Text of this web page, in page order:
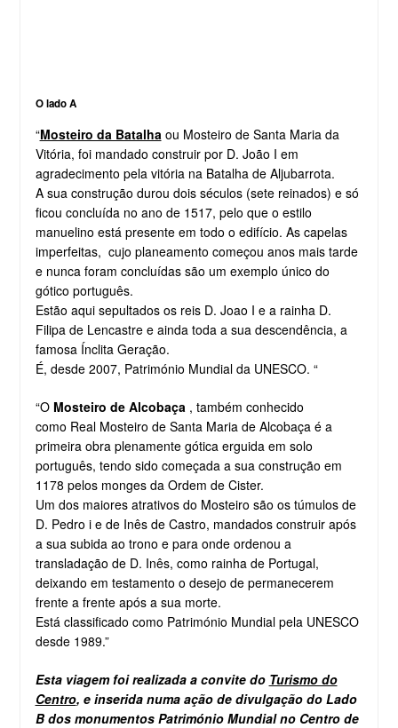
O lado A
“Mosteiro da Batalhaou Mosteiro de Santa Maria da
Vitória, foi mandado construir por D. João I em
agradecimento pela vitória na Batalha de Aljubarrota.
A sua construção durou dois séculos (sete reinados) e só
ficou concluída no ano de 1517, pelo que o estilo
manuelino está presente em todo o edifício. As capelas
imperfeitas, cujo planeamento começou anos mais tarde
e nunca foram concluídas são um exemplo único do
gótico português.
Estão aqui sepultados os reis D. Joao I e a rainha D.
Filipa de Lencastre e ainda toda a sua descendência, a
famosa Ínclita Geração.
É, desde 2007, Património Mundial da UNESCO. “
“O Mosteiro de Alcobaça, também conhecido
como Real Mosteiro de Santa Maria de Alcobaça é a
primeira obra plenamente gótica erguida em solo
português, tendo sido começada a sua construção em
1178 pelos monges da Ordem de Cister.
Um dos maiores atrativos do Mosteiro são os túmulos de
D. Pedro i e de Inês de Castro, mandados construir após
a sua subida ao trono e para onde ordenou a
transladação de D. Inês, como rainha de Portugal,
deixando em testamento o desejo de permanecerem
frente a frente após a sua morte.
Está classificado como Património Mundial pela UNESCO
desde 1989.”
Esta viagem foi realizada a convite do Turismo do
Centro, e inserida numa ação de divulgação do Lado
B dos monumentos Património Mundial no Centro de